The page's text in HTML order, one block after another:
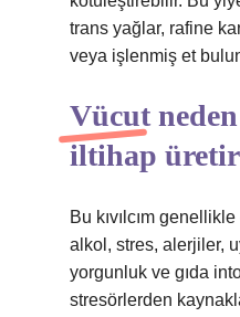
trans yağlar, rafine
veya işlenmiş et
Vücut
iltihap
Bu kıvılcım
alkol, stres, alerjiler,
yorgunluk ve gıda
stresörlerden